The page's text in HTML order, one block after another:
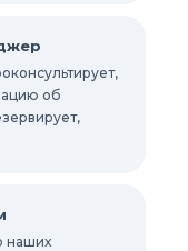
об
наших